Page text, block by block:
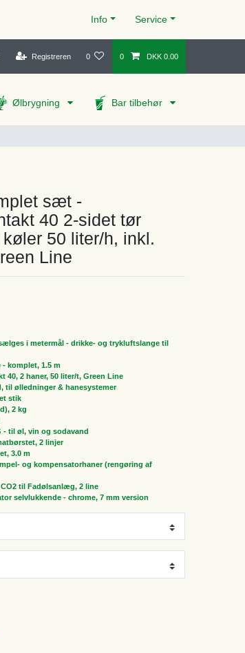
Info Service
Registreren 0 0 DKK 0.00
Ølbrygning Bar tilbehør
sæt -
40 2-sidet tør
50 liter/h, inkl.
Line
i metermål - drikke- og trykluftslange til
- komplet, 1.5 m
2 haner, 50 liter/t, Green Line
til ølledninger & hanesystemer
stik
2 kg
- til øl, vin og sodavand
2 linjer
3.0 m
og kompensatorhaner (rengøring af
til Fadølsanlæg, 2 line
selvlukkende - chrome, 7 mm version